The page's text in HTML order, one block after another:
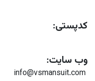
کدپستی:
وب سایت: